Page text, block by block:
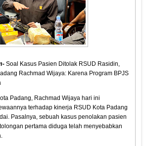
- Soal Kasus Pasien Ditolak RSUD Rasidin,
Rachmad Wijaya: Karena Program BPJS
Padang, Rachmad Wijaya hari ini
terhadap kinerja RSUD Kota Padang
Pasalnya, sebuah kasus penolakan pasien
pertama diduga telah menyebabkan